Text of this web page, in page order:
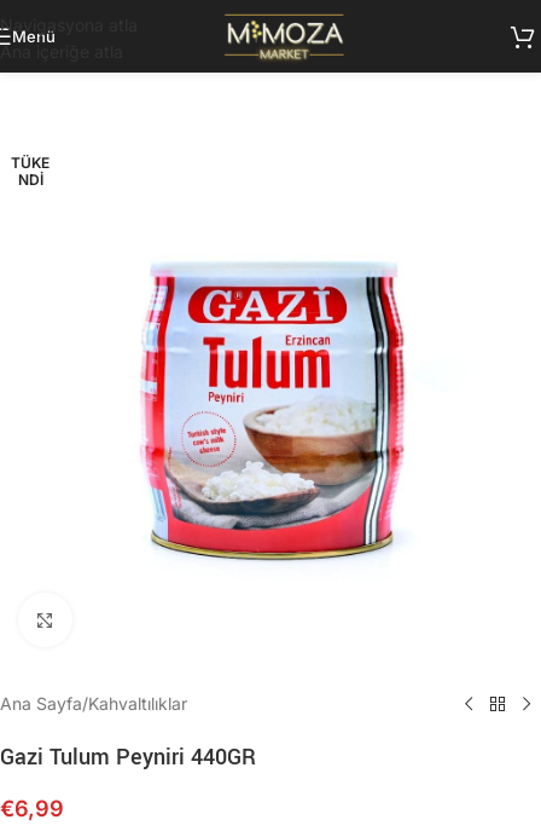
Navigasyona atla
Ana içeriğe atla
Menü
TÜKE
NDI
Ana Sayfa/Kahvaltılıklar
Gazi Tulum Peyniri 440GR
€6,99